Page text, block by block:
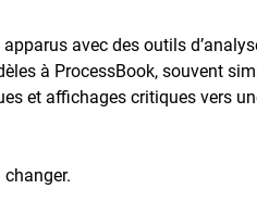
avec des outils
à ProcessBook, souvent
et affichages critiques vers
changer.